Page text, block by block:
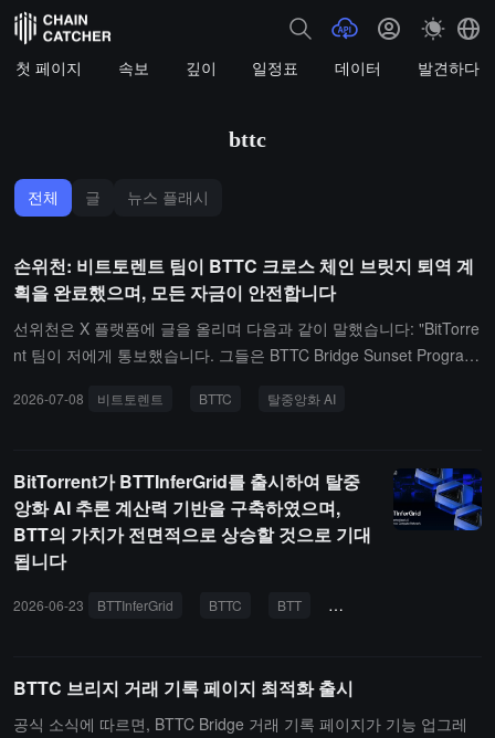
첫 페이지 속보 깊이 일정표 데이터 발견하다
bttc
전체 글 뉴스 플래시
손위천: 비트토렌트 팀이 BTTC 크로스 체인 브릿지 퇴역 계
획을 완료했으며, 모든 자금이 안전합니다
선위천은 X 플랫폼에 글을 올리며 다음과 같이 말했습니다: "BitTorre
nt 팀이 저에게 통보했습니다. 그들은 BTTC Bridge Sunset Program
BitTorrent 팀은 탈중앙화 AI와 BitTorrent 탈중앙화 프로토콜의 유지
있습니다."
2026-07-08 비트토렌트 BTTC 탈중앙화 AI
BitTorrent가 BTTInferGrid를 출시하여 탈중
앙화 AI 추론 계산력 기반을 구축하였으며,
BTT의 가치가 전면적으로 상승할 것으로 기대
됩니다
2026-06-23 BTTInferGrid BTTC BTT AI
BTTC 브리지 거래 기록 페이지 최적화 출시
공식 소식에 따르면, BTTC Bridge 거래 기록 페이지가 기능 업그레